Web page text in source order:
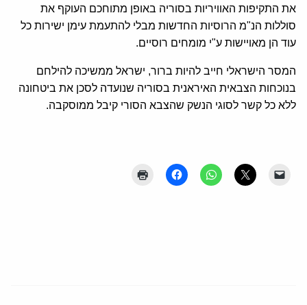
את התקיפות האוויריות בסוריה באופן מתוחכם העוקף את
סוללות הנ"מ הרוסיות החדשות מבלי להתעמת עימן ישירות כל
עוד הן מאויישות ע"י מומחים רוסיים.
המסר הישראלי חייב להיות ברור, ישראל ממשיכה להילחם
בנוכחות הצבאית האיראנית בסוריה שנועדה לסכן את ביטחונה
ללא כל קשר לסוגי הנשק שהצבא הסורי קיבל ממוסקבה.